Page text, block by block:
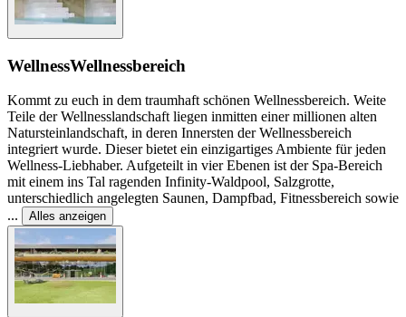
WellnessWellnessbereich
Kommt zu euch in dem traumhaft schönen Wellnessbereich. Weite
Teile der Wellnesslandschaft liegen inmitten einer millionen alten
Natursteinlandschaft, in deren Innersten der Wellnessbereich
integriert wurde. Dieser bietet ein einzigartiges Ambiente für jeden
Wellness-Liebhaber. Aufgeteilt in vier Ebenen ist der Spa-Bereich
mit einem ins Tal ragenden Infinity-Waldpool, Salzgrotte,
unterschiedlich angelegten Saunen, Dampfbad, Fitnessbereich sowie
...
Alles anzeigen